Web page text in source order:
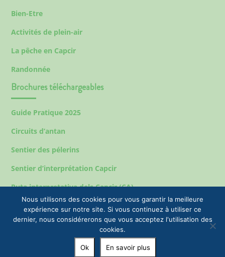
Bien-Etre
Activités de plein-air
La pêche en Capcir
Randonnée
Brochures téléchargeables
Guide Pratique 2025
Circuits d’antan
Sentier des pélerins
Sentier d’interprétation Capcir
Ruta interpretativa dels Capcir (CA)
© 2023 EPIC Tourisme & Commune de Formiguères |
+33(0)4 68 04 47 35
Nous utilisons des cookies pour vous garantir la meilleure
expérience sur notre site. Si vous continuez à utiliser ce
dernier, nous considérerons que vous acceptez l'utilisation des
cookies.
Ok En savoir plus